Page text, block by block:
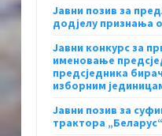
Јавни позив за
додјелу признања
Јавни конкурс за
именовање
предсједника
изборним
Јавни позив за
трактора „Беларус“